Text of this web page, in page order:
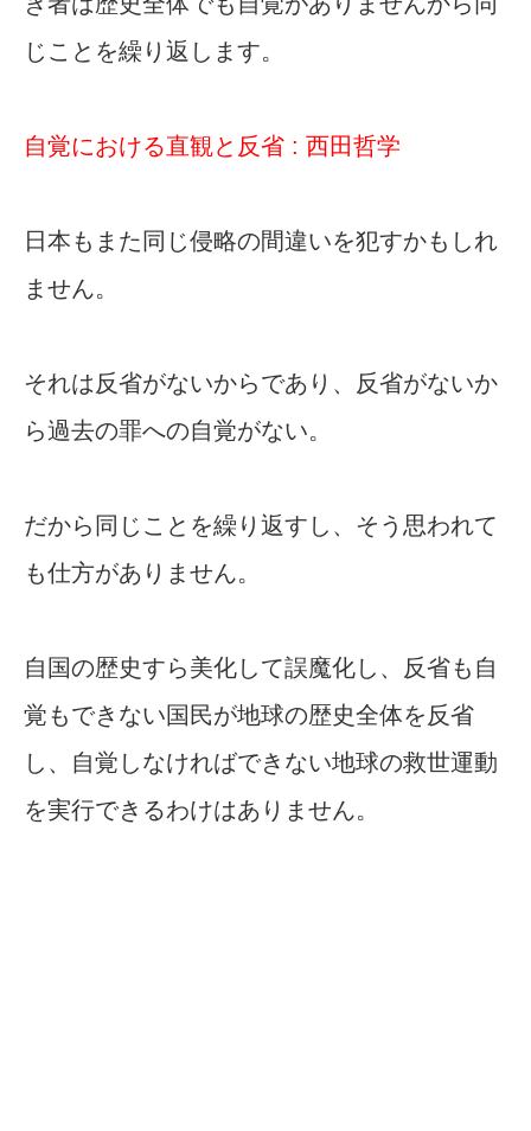
じことを繰り返します。
自覚における直観と反省 : 西田哲学
日本もまた同じ侵略の間違いを犯すかもしれ
ません。
それは反省がないからであり、反省がないか
ら過去の罪への自覚がない。
だから同じことを繰り返すし、そう思われて
も仕方がありません。
自国の歴史すら美化して誤魔化し、反省も自
覚もできない国民が地球の歴史全体を反省
し、自覚しなければできない地球の救世運動
を実行できるわけはありません。